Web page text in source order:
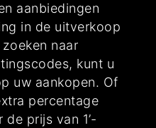
aanbiedingen
in de uitverkoop
naar
kunt u
uw aankopen. Of
percentage
prijs van 1’-